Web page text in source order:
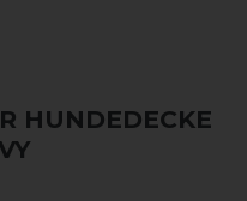
HUNDEDECKE